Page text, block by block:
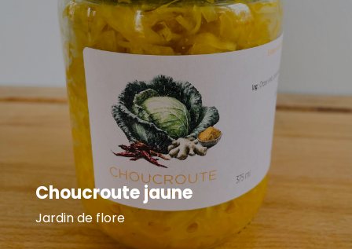
Choucroute jaune
Jardin de flore